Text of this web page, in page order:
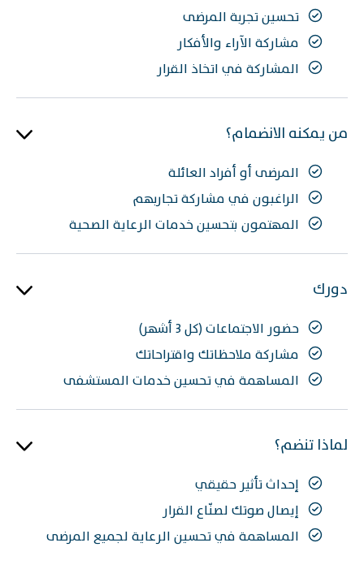
تحسين تجربة المرضى
مشاركة الآراء والأفكار
المشاركة في اتخاذ القرار
من يمكنه الانضمام؟
المرضى أو أفراد العائلة
الراغبون في مشاركة تجاربهم
المهتمون بتحسين خدمات الرعاية الصحية
دورك
حضور الاجتماعات (كل 3 أشهر)
مشاركة ملاحظاتك واقتراحاتك
المساهمة في تحسين خدمات المستشفى
لماذا تنضم؟
إحداث تأثير حقيقي
إيصال صوتك لصنّاع القرار
المساهمة في تحسين الرعاية لجميع المرضى